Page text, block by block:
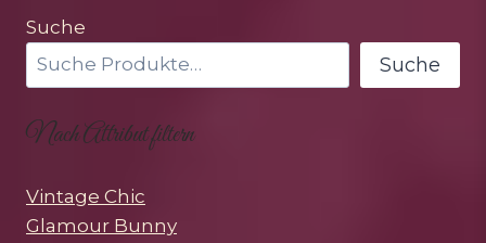
Suche
Suche
Nach Attribut filtern
Vintage Chic
Glamour Bunny